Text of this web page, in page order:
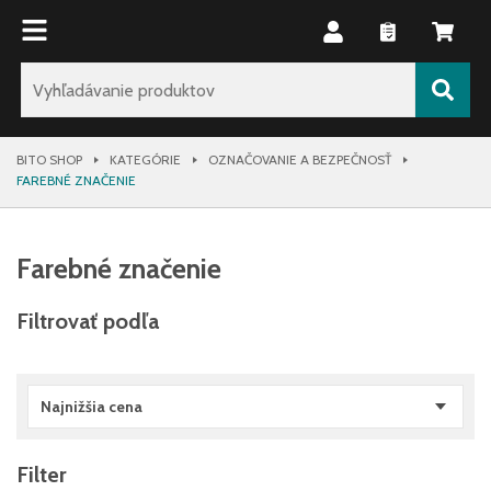
BITO SHOP KATEGÓRIE
OZNAČOVANIE A BEZPEČNOSŤ
FAREBNÉ ZNAČENIE
Farebné značenie
Filtrovať podľa
Najnižšia cena
Filter